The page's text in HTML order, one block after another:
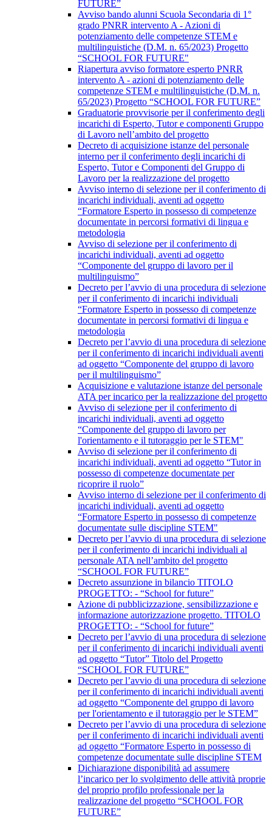
FUTURE”
Avviso bando alunni Scuola Secondaria di 1°
grado PNRR intervento A - Azioni di
potenziamento delle competenze STEM e
multilinguistiche (D.M. n. 65/2023) Progetto
“SCHOOL FOR FUTURE"
Riapertura avviso formatore esperto PNRR
intervento A - azioni di potenziamento delle
competenze STEM e multilinguistiche (D.M. n.
65/2023) Progetto “SCHOOL FOR FUTURE”
Graduatorie provvisorie per il conferimento degli
incarichi di Esperto, Tutor e componenti Gruppo
di Lavoro nell’ambito del progetto
Decreto di acquisizione istanze del personale
interno per il conferimento degli incarichi di
Esperto, Tutor e Componenti del Gruppo di
Lavoro per la realizzazione del progetto
Avviso interno di selezione per il conferimento di
incarichi individuali, aventi ad oggetto
“Formatore Esperto in possesso di competenze
documentate in percorsi formativi di lingua e
metodologia
Avviso di selezione per il conferimento di
incarichi individuali, aventi ad oggetto
“Componente del gruppo di lavoro per il
multilinguismo”
Decreto per l’avvio di una procedura di selezione
per il conferimento di incarichi individuali
“Formatore Esperto in possesso di competenze
documentate in percorsi formativi di lingua e
metodologia
Decreto per l’avvio di una procedura di selezione
per il conferimento di incarichi individuali aventi
ad oggetto “Componente del gruppo di lavoro
per il multilinguismo”
Acquisizione e valutazione istanze del personale
ATA per incarico per la realizzazione del progetto
Avviso di selezione per il conferimento di
incarichi individuali, aventi ad oggetto
“Componente del gruppo di lavoro per
l'orientamento e il tutoraggio per le STEM"
Avviso di selezione per il conferimento di
incarichi individuali, aventi ad oggetto “Tutor in
possesso di competenze documentate per
ricoprire il ruolo”
Avviso interno di selezione per il conferimento di
incarichi individuali, aventi ad oggetto
“Formatore Esperto in possesso di competenze
documentate sulle discipline STEM"
Decreto per l’avvio di una procedura di selezione
per il conferimento di incarichi individuali al
personale ATA nell’ambito del progetto
“SCHOOL FOR FUTURE”
Decreto assunzione in bilancio TITOLO
PROGETTO: - “School for future”
Azione di pubblicizzazione, sensibilizzazione e
informazione autorizzazione progetto. TITOLO
PROGETTO: - “School for future”
Decreto per l’avvio di una procedura di selezione
per il conferimento di incarichi individuali aventi
ad oggetto “Tutor” Titolo del Progetto
“SCHOOL FOR FUTURE”
Decreto per l’avvio di una procedura di selezione
per il conferimento di incarichi individuali aventi
ad oggetto “Componente del gruppo di lavoro
per l'orientamento e il tutoraggio per le STEM”
Decreto per l’avvio di una procedura di selezione
per il conferimento di incarichi individuali aventi
ad oggetto “Formatore Esperto in possesso di
competenze documentate sulle discipline STEM
Dichiarazione disponibilità ad assumere
l’incarico per lo svolgimento delle attività proprie
del proprio profilo professionale per la
realizzazione del progetto “SCHOOL FOR
FUTURE”